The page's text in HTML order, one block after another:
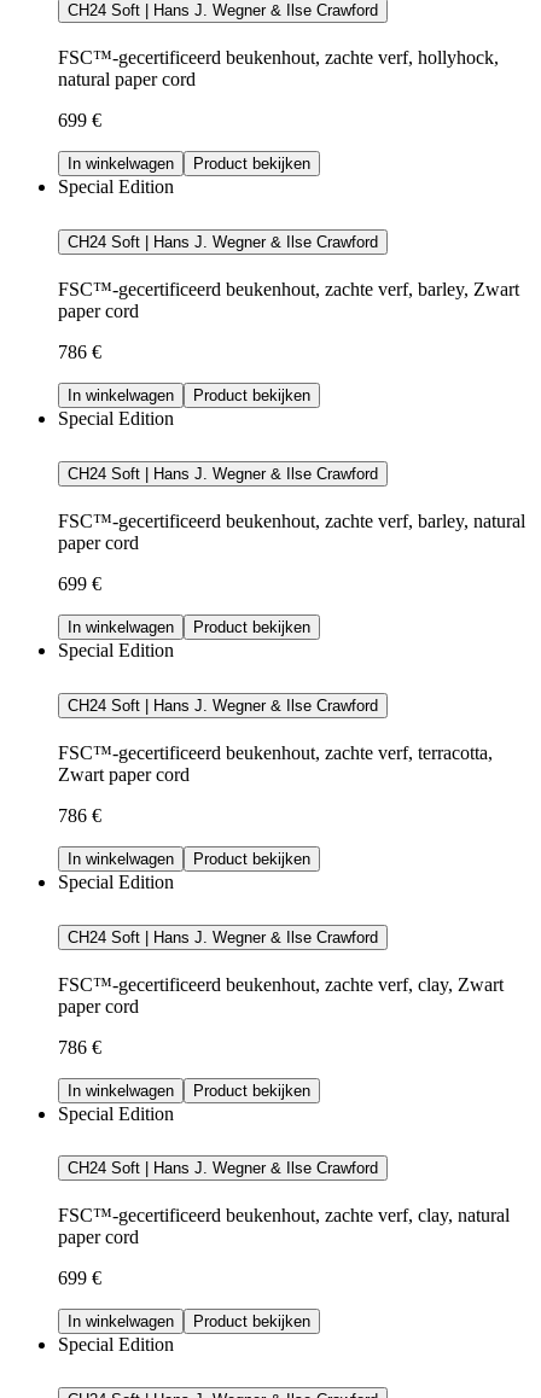
CH24 Soft | Hans J. Wegner & Ilse Crawford
FSC™-gecertificeerd beukenhout, zachte verf, hollyhock,
natural paper cord
699 €
In winkelwagen Product bekijken
Special Edition
CH24 Soft | Hans J. Wegner & Ilse Crawford
FSC™-gecertificeerd beukenhout, zachte verf, barley, Zwart
paper cord
786 €
In winkelwagen Product bekijken
Special Edition
CH24 Soft | Hans J. Wegner & Ilse Crawford
FSC™-gecertificeerd beukenhout, zachte verf, barley, natural
paper cord
699 €
In winkelwagen Product bekijken
Special Edition
CH24 Soft | Hans J. Wegner & Ilse Crawford
FSC™-gecertificeerd beukenhout, zachte verf, terracotta,
Zwart paper cord
786 €
In winkelwagen Product bekijken
Special Edition
CH24 Soft | Hans J. Wegner & Ilse Crawford
FSC™-gecertificeerd beukenhout, zachte verf, clay, Zwart
paper cord
786 €
In winkelwagen Product bekijken
Special Edition
CH24 Soft | Hans J. Wegner & Ilse Crawford
FSC™-gecertificeerd beukenhout, zachte verf, clay, natural
paper cord
699 €
In winkelwagen Product bekijken
Special Edition